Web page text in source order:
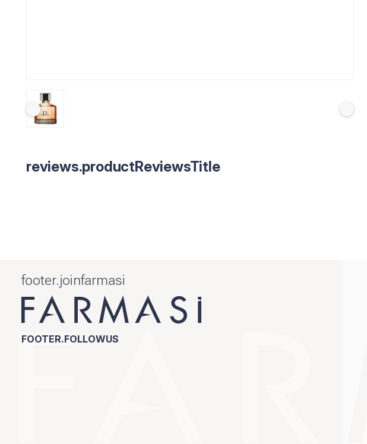
reviews.productReviewsTitle
footer.joinfarmasi
FOOTER.FOLLOWUS